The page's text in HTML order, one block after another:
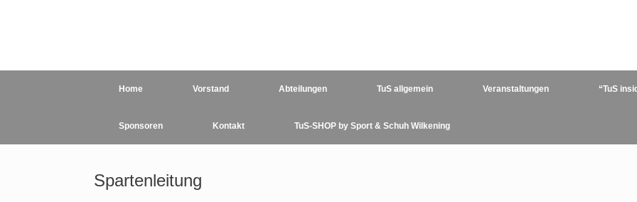
Home Vorstand Abteilungen TuS allgemein Veranstaltungen “TuS
Sponsoren Kontakt TuS-SHOP by Sport & Schuh Wilkening
Spartenleitung